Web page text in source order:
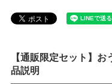
【通販限定セット】
品説明